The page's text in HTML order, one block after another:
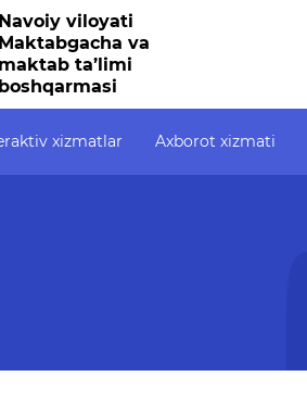
Galereya
Navoiy viloyati
Maktabgacha va
maktab ta’limi
boshqarmasi
xizmatlar Axborot xizmati